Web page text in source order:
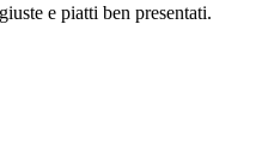
e piatti ben presentati.